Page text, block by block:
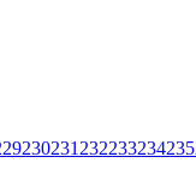
230231 232233234235